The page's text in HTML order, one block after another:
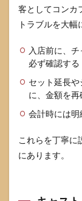
客としてコンカ
トラブルを大幅
入店前に、
必ず確認する
セット延長
に、金額を再
会計時には
これらを丁寧に
にあります。